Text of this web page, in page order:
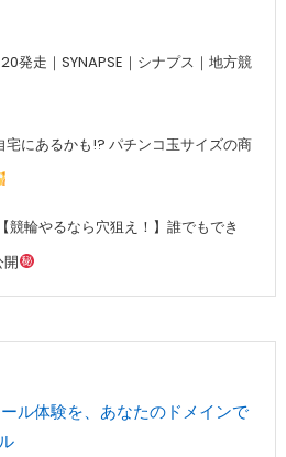
発走｜SYNAPSE｜シナプス｜地方競
宅にあるかも!? パチンコ玉サイズの商
輪やるなら穴狙え！】誰でもでき
ル体験を、あなたのドメインで